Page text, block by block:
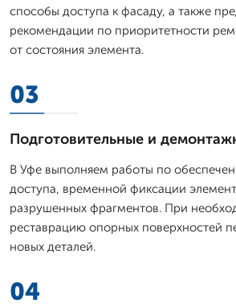
способы доступа к фасаду, а также
рекомендации по приоритетности
от состояния элемента.
03
Подготовительные и
В Уфе выполняем работы по
доступа, временной фиксации
разрушенных фрагментов. При
реставрацию опорных поверхностей
новых деталей.
04